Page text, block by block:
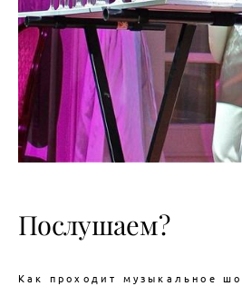
Послушаем?
Как проходит музыкальное